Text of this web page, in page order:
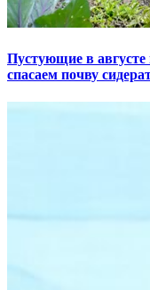
Пустующие в
спасаем почву